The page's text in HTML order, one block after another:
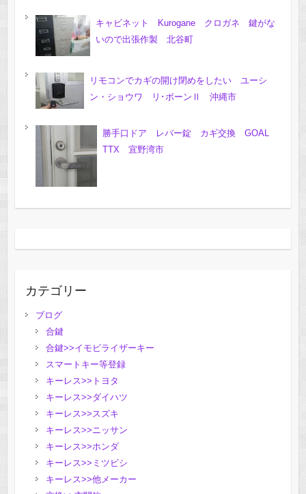
キャビネット Kurogane クロガネ 鍵がな
いので出張作製 北谷町
リモコンでカギの開け閉めをしたい ユーシ
ン・ショウワ リ･ボーンⅡ 沖縄市
勝手口ドア レバー錠 カギ交換 GOAL
TTX 宜野湾市
カテゴリー
ブログ
合鍵
合鍵>>イモビライザーキー
スマートキー等登録
キーレス>>トヨタ
キーレス>>ダイハツ
キーレス>>スズキ
キーレス>>ニッサン
キーレス>>ホンダ
キーレス>>ミツビシ
キーレス>>他メーカー